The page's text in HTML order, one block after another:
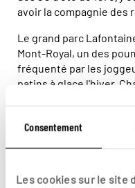
Consentement
Les cookies sur le site
avoir la compagnie des
Le grand parc
Mont-Royal, un des
fréquenté par les
patins à glace l'hiver.
Le p'tit bonheur
en